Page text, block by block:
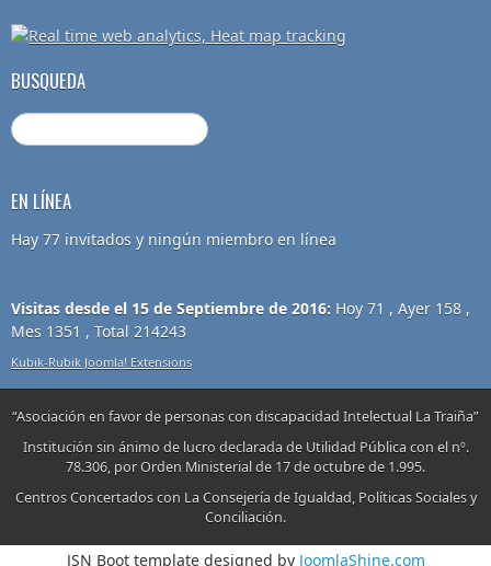
BUSQUEDA
EN LÍNEA
Hay 77 invitados y ningún miembro en línea
Visitas desde el 15 de Septiembre de 2016: Hoy 71 , Ayer 158 ,
Mes 1351 , Total 214243
Kubik-Rubik Joomla! Extensions
“Asociación en favor de personas con discapacidad Intelectual La Traiña”
Institución sin ánimo de lucro declarada de Utilidad Pública con el nº.
78.306, por Orden Ministerial de 17 de octubre de 1.995.
Centros Concertados con La Consejería de Igualdad, Políticas Sociales y
Conciliación.
JSN Boot template designed by JoomlaShine.com